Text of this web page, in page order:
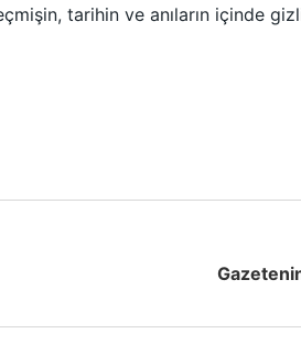
tarihin ve anıların içinde